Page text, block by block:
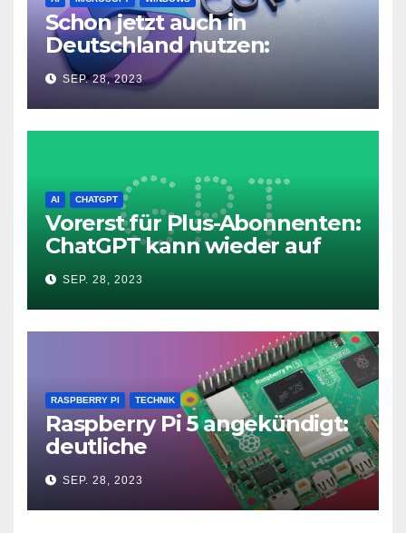
Schon jetzt auch in
Deutschland nutzen:
Microsoft Copilot in Windows
11 SEP. 28, 2023
AI CHATGPT
Vorerst für Plus-Abonnenten:
ChatGPT kann wieder auf
das Internet zugreifen
SEP. 28, 2023
RASPBERRY PI TECHNIK
Raspberry Pi 5 angekündigt:
deutliche
Leistungssteigerung und bis
zu 2x 4K60
SEP. 28, 2023